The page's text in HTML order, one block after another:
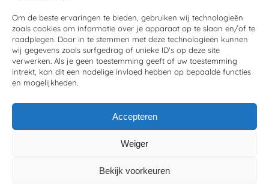
Om de beste ervaringen te bieden, gebruiken wij technologieën
zoals cookies om informatie over je apparaat op te slaan en/of te
raadplegen. Door in te stemmen met deze technologieën kunnen
wij gegevens zoals surfgedrag of unieke ID's op deze site
verwerken. Als je geen toestemming geeft of uw toestemming
intrekt, kan dit een nadelige invloed hebben op bepaalde functies
en mogelijkheden.
Accepteren
Weiger
Bekijk voorkeuren
Cookiebeleid